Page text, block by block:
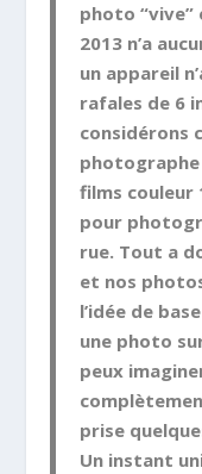
photo “vive”
2013 n’a
un appareil
rafales de 6
considérons
photographe
films couleur
pour
rue. Tout a
et nos
l’idée de
une photo
peux
prise
Un instant